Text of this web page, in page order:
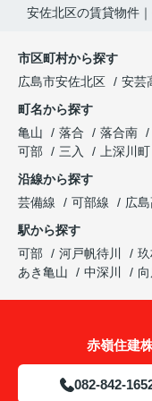
安佐北区の賃貸物件
市区町村から探す
広島市安佐北区
安芸
町名から探す
亀山
落合 落合南
可部
三入
上深川町
沿線から探す
芸備線
可部線
広
駅から探す
可部
河戸帆待川
あき亀山
中深川
赤嶺住建
082-842-